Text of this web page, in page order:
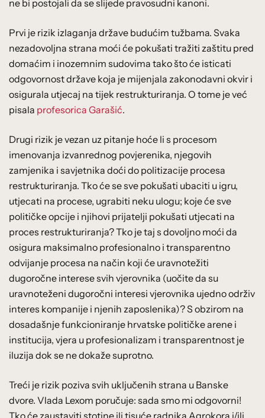
ne bi postojali da se slijede pravosudni kanoni.
Prvi je rizik izlaganja države budućim tužbama. Svaka
nezadovoljna strana moći će pokušati tražiti zaštitu pred
domaćim i inozemnim sudovima tako što će isticati
odgovornost države koja je mijenjala zakonodavni okvir i
osigurala utjecaj na tijek restrukturiranja. O tome je već
pisala profesorica Garašić.
Drugi rizik je vezan uz pitanje hoće li s procesom
imenovanja izvanrednog povjerenika, njegovih
zamjenika i savjetnika doći do politizacije procesa
restrukturiranja. Tko će se sve pokušati ubaciti u igru,
utjecati na procese, ugrabiti neku ulogu; koje će sve
političke opcije i njihovi prijatelji pokušati utjecati na
proces restrukturiranja? Tko je taj s dovoljno moći da
osigura maksimalno profesionalno i transparentno
odvijanje procesa na način koji će uravnotežiti
dugoročne interese svih vjerovnika (uočite da su
uravnoteženi dugoročni interesi vjerovnika ujedno održiv
interes kompanije i njenih zaposlenika)? S obzirom na
dosadašnje funkcioniranje hrvatske političke arene i
institucija, vjera u profesionalizam i transparentnost je
iluzija dok se ne dokaže suprotno.
Treći je rizik poziva svih uključenih strana u Banske
dvore. Vlada Lexom poručuje: sada smo mi odgovorni!
Tko će zaustaviti stotine ili tisuće radnika Agrokora i/ili